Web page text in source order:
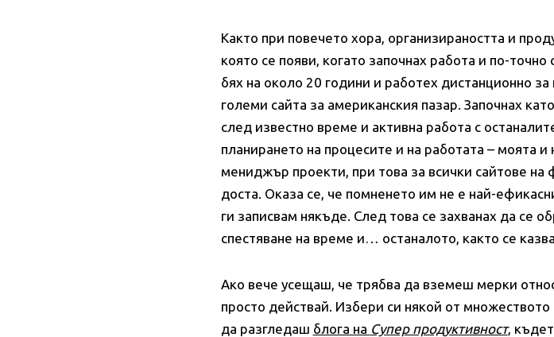
Както при повечето хора, организираността и
която се появи, когато започнах работа и по-
бях на около 20 години и работех дистанционно
големи сайта за американския пазар. Започнах
след известно време и активна работа с
планирането на процесите и на работата – моята
мениджър проекти, при това за всички сайтове на
доста. Оказа се, че помненето им не е най-
ги записвам някъде. След това се захванах да се
спестяване на време и… останалото, както се
Ако вече усещаш, че трябва да вземеш мерки
просто действай. Избери си някой от
да разгледаш блога на Супер продуктивност,